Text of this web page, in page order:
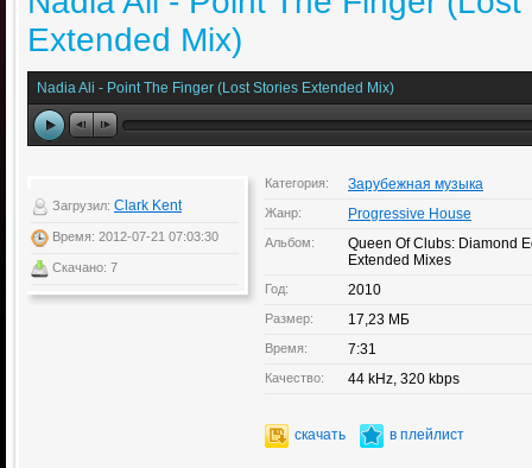
Extended Mix)
Nadia Ali - Point The Finger (Lost Stories Extended Mix)
Загрузил: Clark Kent
Время: 2012-07-21 07:03:30
Скачано: 7
Категория: Зарубежная музыка
Жанр: Progressive House
Альбом:
Queen Of Clubs: Diamond
Extended Mixes
Год: 2010
Размер: 17,23 МБ
Время: 7:31
Качество: 44 kHz, 320 kbps
скачать в плейлист